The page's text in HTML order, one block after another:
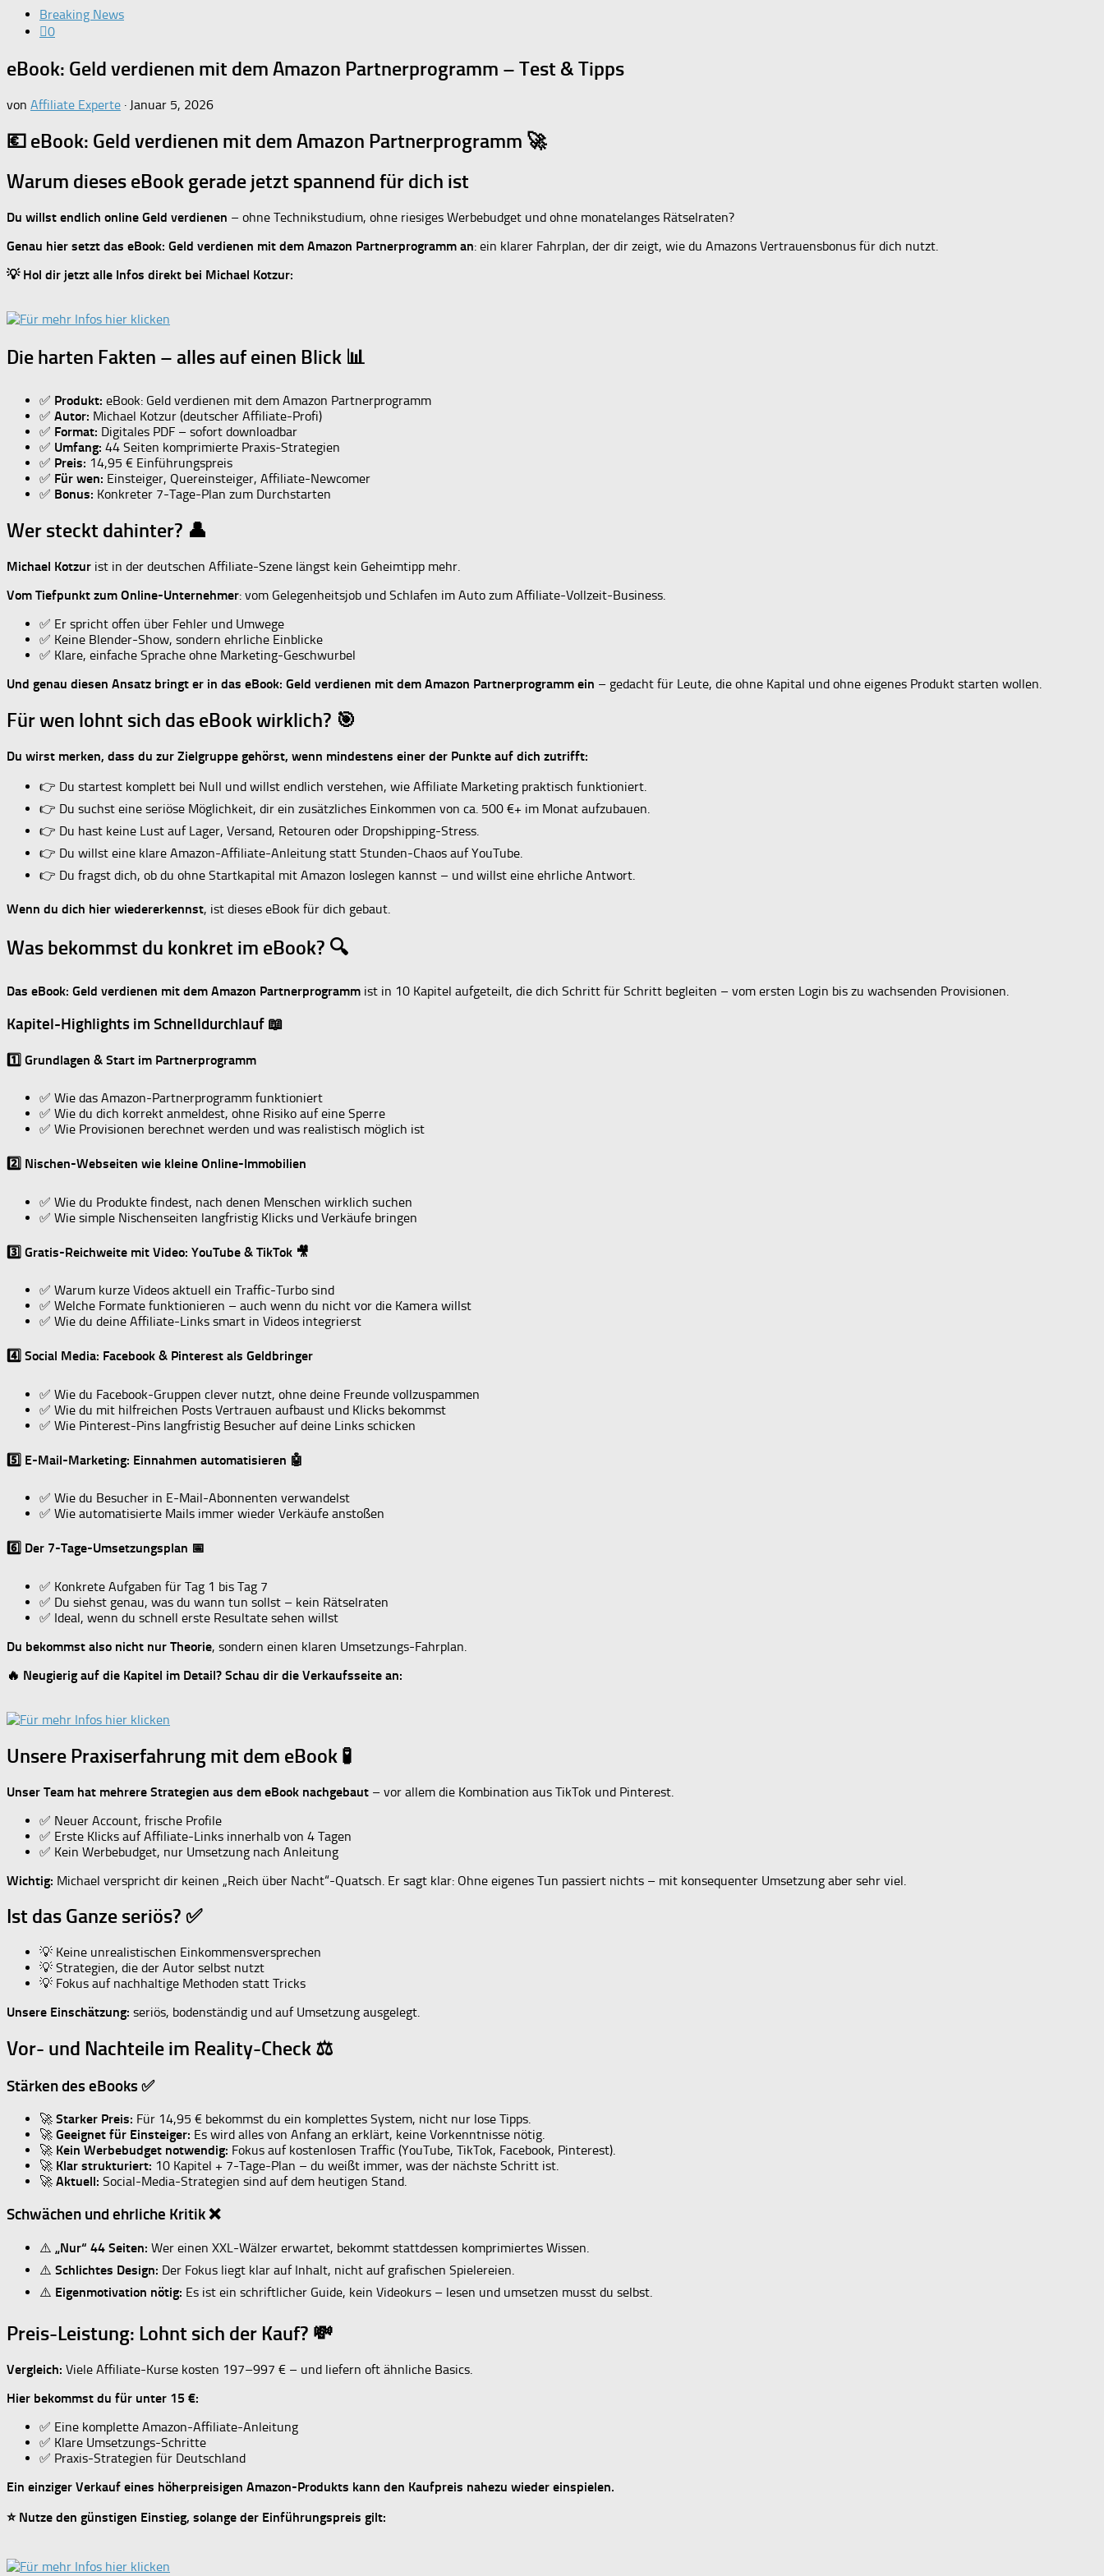
Breaking News
0
eBook: Geld verdienen mit dem Amazon Partnerprogramm – Test & Tipps
von Affiliate Experte · Januar 5, 2026
💶 eBook: Geld verdienen mit dem Amazon Partnerprogramm 🚀
Warum dieses eBook gerade jetzt spannend für dich ist
Du willst endlich online Geld verdienen – ohne Technikstudium, ohne riesiges Werbebudget und ohne monatelanges Rätselraten?
Genau hier setzt das eBook: Geld verdienen mit dem Amazon Partnerprogramm an: ein klarer Fahrplan, der dir zeigt, wie du Amazons Vertrauensbonus für dich nutzt.
💡 Hol dir jetzt alle Infos direkt bei Michael Kotzur:
Die harten Fakten – alles auf einen Blick 📊
✅ Produkt: eBook: Geld verdienen mit dem Amazon Partnerprogramm
✅ Autor: Michael Kotzur (deutscher Affiliate-Profi)
✅ Format: Digitales PDF – sofort downloadbar
✅ Umfang: 44 Seiten komprimierte Praxis-Strategien
✅ Preis: 14,95 € Einführungspreis
✅ Für wen: Einsteiger, Quereinsteiger, Affiliate-Newcomer
✅ Bonus: Konkreter 7-Tage-Plan zum Durchstarten
Wer steckt dahinter? 👤
Michael Kotzur ist in der deutschen Affiliate-Szene längst kein Geheimtipp mehr.
Vom Tiefpunkt zum Online-Unternehmer: vom Gelegenheitsjob und Schlafen im Auto zum Affiliate-Vollzeit-Business.
✅ Er spricht offen über Fehler und Umwege
✅ Keine Blender-Show, sondern ehrliche Einblicke
✅ Klare, einfache Sprache ohne Marketing-Geschwurbel
Und genau diesen Ansatz bringt er in das eBook: Geld verdienen mit dem Amazon Partnerprogramm ein – gedacht für Leute, die ohne Kapital und ohne eigenes Produkt starten wollen.
Für wen lohnt sich das eBook wirklich? 🎯
Du wirst merken, dass du zur Zielgruppe gehörst, wenn mindestens einer der Punkte auf dich zutrifft:
👉 Du startest komplett bei Null und willst endlich verstehen, wie Affiliate Marketing praktisch funktioniert.
👉 Du suchst eine seriöse Möglichkeit, dir ein zusätzliches Einkommen von ca. 500 €+ im Monat aufzubauen.
👉 Du hast keine Lust auf Lager, Versand, Retouren oder Dropshipping-Stress.
👉 Du willst eine klare Amazon-Affiliate-Anleitung statt Stunden-Chaos auf YouTube.
👉 Du fragst dich, ob du ohne Startkapital mit Amazon loslegen kannst – und willst eine ehrliche Antwort.
Wenn du dich hier wiedererkennst, ist dieses eBook für dich gebaut.
Was bekommst du konkret im eBook? 🔍
Das eBook: Geld verdienen mit dem Amazon Partnerprogramm ist in 10 Kapitel aufgeteilt, die dich Schritt für Schritt begleiten – vom ersten Login bis zu wachsenden Provisionen.
Kapitel-Highlights im Schnelldurchlauf 📖
1️⃣ Grundlagen & Start im Partnerprogramm
✅ Wie das Amazon-Partnerprogramm funktioniert
✅ Wie du dich korrekt anmeldest, ohne Risiko auf eine Sperre
✅ Wie Provisionen berechnet werden und was realistisch möglich ist
2️⃣ Nischen-Webseiten wie kleine Online-Immobilien
✅ Wie du Produkte findest, nach denen Menschen wirklich suchen
✅ Wie simple Nischenseiten langfristig Klicks und Verkäufe bringen
3️⃣ Gratis-Reichweite mit Video: YouTube & TikTok 🎥
✅ Warum kurze Videos aktuell ein Traffic-Turbo sind
✅ Welche Formate funktionieren – auch wenn du nicht vor die Kamera willst
✅ Wie du deine Affiliate-Links smart in Videos integrierst
4️⃣ Social Media: Facebook & Pinterest als Geldbringer
✅ Wie du Facebook-Gruppen clever nutzt, ohne deine Freunde vollzuspammen
✅ Wie du mit hilfreichen Posts Vertrauen aufbaust und Klicks bekommst
✅ Wie Pinterest-Pins langfristig Besucher auf deine Links schicken
5️⃣ E-Mail-Marketing: Einnahmen automatisieren 🤖
✅ Wie du Besucher in E-Mail-Abonnenten verwandelst
✅ Wie automatisierte Mails immer wieder Verkäufe anstoßen
6️⃣ Der 7-Tage-Umsetzungsplan 📅
✅ Konkrete Aufgaben für Tag 1 bis Tag 7
✅ Du siehst genau, was du wann tun sollst – kein Rätselraten
✅ Ideal, wenn du schnell erste Resultate sehen willst
Du bekommst also nicht nur Theorie, sondern einen klaren Umsetzungs-Fahrplan.
🔥 Neugierig auf die Kapitel im Detail? Schau dir die Verkaufsseite an:
Unsere Praxiserfahrung mit dem eBook 🧪
Unser Team hat mehrere Strategien aus dem eBook nachgebaut – vor allem die Kombination aus TikTok und Pinterest.
✅ Neuer Account, frische Profile
✅ Erste Klicks auf Affiliate-Links innerhalb von 4 Tagen
✅ Kein Werbebudget, nur Umsetzung nach Anleitung
Wichtig: Michael verspricht dir keinen „Reich über Nacht“-Quatsch. Er sagt klar: Ohne eigenes Tun passiert nichts – mit konsequenter Umsetzung aber sehr viel.
Ist das Ganze seriös? ✅
💡 Keine unrealistischen Einkommensversprechen
💡 Strategien, die der Autor selbst nutzt
💡 Fokus auf nachhaltige Methoden statt Tricks
Unsere Einschätzung: seriös, bodenständig und auf Umsetzung ausgelegt.
Vor- und Nachteile im Reality-Check ⚖️
Stärken des eBooks ✅
🚀 Starker Preis: Für 14,95 € bekommst du ein komplettes System, nicht nur lose Tipps.
🚀 Geeignet für Einsteiger: Es wird alles von Anfang an erklärt, keine Vorkenntnisse nötig.
🚀 Kein Werbebudget notwendig: Fokus auf kostenlosen Traffic (YouTube, TikTok, Facebook, Pinterest).
🚀 Klar strukturiert: 10 Kapitel + 7-Tage-Plan – du weißt immer, was der nächste Schritt ist.
🚀 Aktuell: Social-Media-Strategien sind auf dem heutigen Stand.
Schwächen und ehrliche Kritik ❌
⚠️ „Nur“ 44 Seiten: Wer einen XXL-Wälzer erwartet, bekommt stattdessen komprimiertes Wissen.
⚠️ Schlichtes Design: Der Fokus liegt klar auf Inhalt, nicht auf grafischen Spielereien.
⚠️ Eigenmotivation nötig: Es ist ein schriftlicher Guide, kein Videokurs – lesen und umsetzen musst du selbst.
Preis-Leistung: Lohnt sich der Kauf? 💸
Vergleich: Viele Affiliate-Kurse kosten 197–997 € – und liefern oft ähnliche Basics.
Hier bekommst du für unter 15 €:
✅ Eine komplette Amazon-Affiliate-Anleitung
✅ Klare Umsetzungs-Schritte
✅ Praxis-Strategien für Deutschland
Ein einziger Verkauf eines höherpreisigen Amazon-Produkts kann den Kaufpreis nahezu wieder einspielen.
⭐ Nutze den günstigen Einstieg, solange der Einführungspreis gilt: